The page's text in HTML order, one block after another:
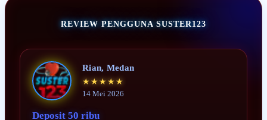
REVIEW PENGGUNA SUSTER123
Rian, Medan
★★★★★
14 Mei 2026
Deposit 50 ribu